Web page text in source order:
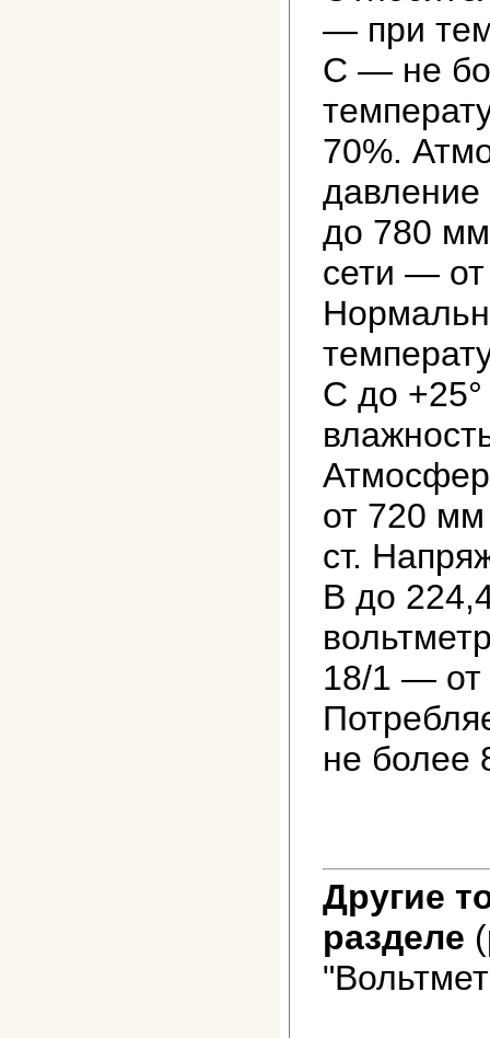
— при
С — не
70%.
до 780
сети —
С до
от 720 мм
ст.
В до
18/1 — от
не более
Другие
разделе